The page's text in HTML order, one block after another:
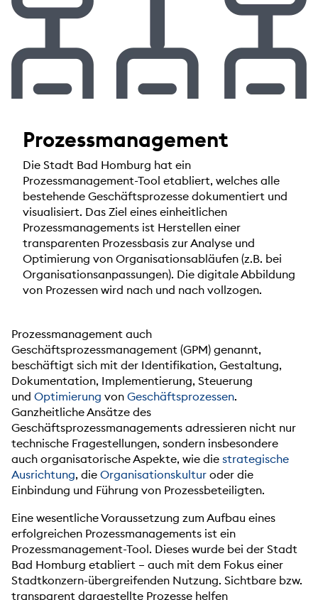
Prozessmanagement
Die Stadt Bad Homburg hat ein
Prozessmanagement-Tool etabliert, welches alle
bestehende Geschäftsprozesse dokumentiert und
visualisiert. Das Ziel eines einheitlichen
Prozessmanagements ist Herstellen einer
transparenten Prozessbasis zur Analyse und
Optimierung von Organisationsabläufen (z.B. bei
Organisationsanpassungen). Die digitale Abbildung
von Prozessen wird nach und nach vollzogen.
Prozessmanagement auch
Geschäftsprozessmanagement (GPM) genannt,
beschäftigt sich mit der Identifikation, Gestaltung,
Dokumentation, Implementierung, Steuerung
und Optimierung von Geschäftsprozessen.
Ganzheitliche Ansätze des
Geschäftsprozessmanagements adressieren nicht nur
technische Fragestellungen, sondern insbesondere
auch organisatorische Aspekte, wie die strategische
Ausrichtung, die Organisationskultur oder die
Einbindung und Führung von Prozessbeteiligten.
Eine wesentliche Voraussetzung zum Aufbau eines
erfolgreichen Prozessmanagements ist ein
Prozessmanagement-Tool. Dieses wurde bei der Stadt
Bad Homburg etabliert – auch mit dem Fokus einer
Stadtkonzern-übergreifenden Nutzung. Sichtbare bzw.
transparent dargestellte Prozesse helfen